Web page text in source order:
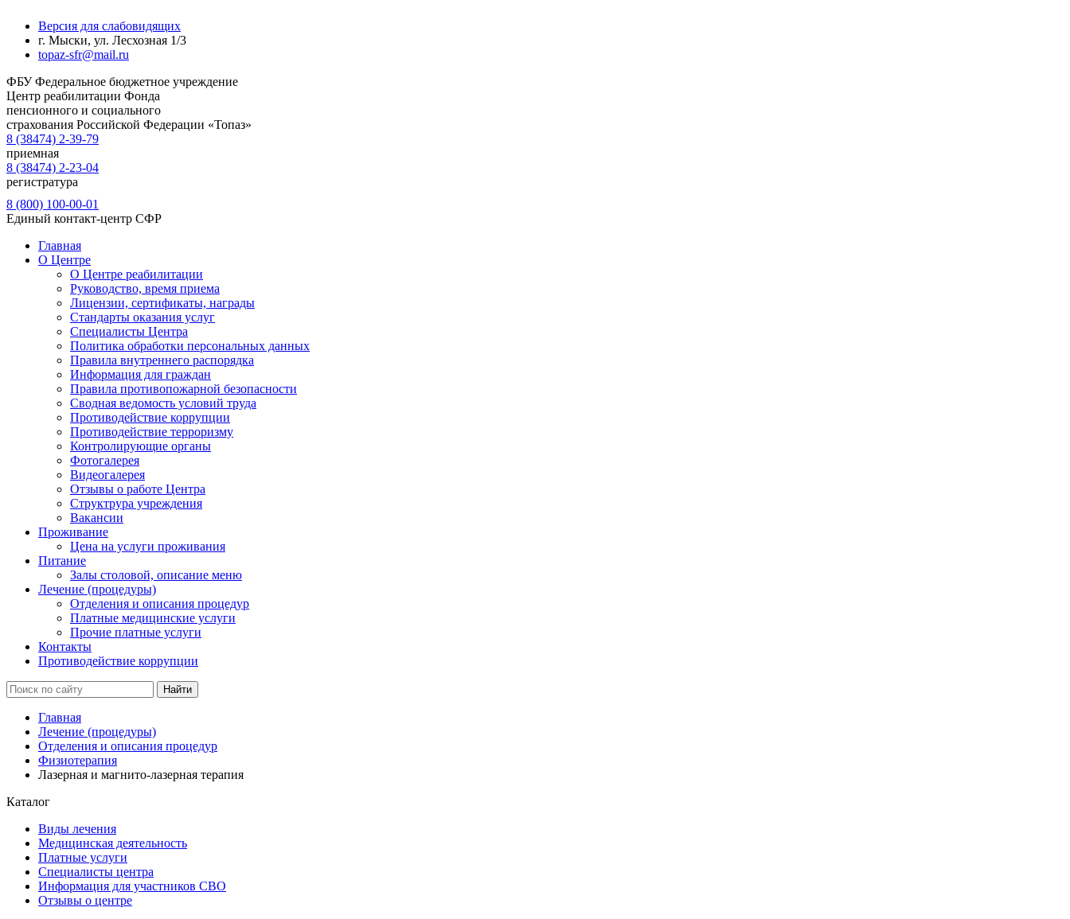
Версия для слабовидящих
г. Мыски, ул. Лесхозная 1/3
topaz-sfr@mail.ru
ФБУ Федеральное бюджетное учреждение
Центр реабилитации Фонда
пенсионного и социального
страхования Российской Федерации «Топаз»
8 (38474) 2-39-79
приемная
8 (38474) 2-23-04
регистратура
8 (800) 100-00-01
Единый контакт-центр СФР
Главная
О Центре
О Центре реабилитации
Руководство, время приема
Лицензии, сертификаты, награды
Стандарты оказания услуг
Специалисты Центра
Политика обработки персональных данных
Правила внутреннего распорядка
Информация для граждан
Правила противопожарной безопасности
Сводная ведомость условий труда
Противодействие коррупции
Противодействие терроризму
Контролирующие органы
Фотогалерея
Видеогалерея
Отзывы о работе Центра
Структрура учреждения
Вакансии
Проживание
Цена на услуги проживания
Питание
Залы столовой, описание меню
Лечение (процедуры)
Отделения и описания процедур
Платные медицинские услуги
Прочие платные услуги
Контакты
Противодействие коррупции
Главная
Лечение (процедуры)
Отделения и описания процедур
Физиотерапия
Лазерная и магнито-лазерная терапия
Каталог
Виды лечения
Медицинская деятельность
Платные услуги
Специалисты центра
Информация для участников СВО
Отзывы о центре